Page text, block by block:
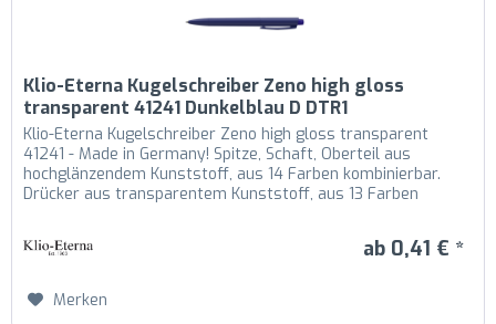
Klio-Eterna Kugelschreiber Zeno high gloss
transparent 41241 Dunkelblau D DTR1
Klio-Eterna Kugelschreiber Zeno high gloss transparent
41241 - Made in Germany! Spitze, Schaft, Oberteil aus
hochglänzendem Kunststoff, aus 14 Farben kombinierbar.
Drücker aus transparentem Kunststoff, aus 13 Farben
ab 0,41 € *
Merken